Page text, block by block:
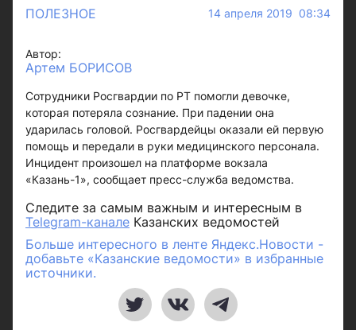
ПОЛЕЗНОЕ 14 апреля 2019 08:34
Автор:
Артем БОРИСОВ
Сотрудники Росгвардии по РТ помогли девочке,
которая потеряла сознание. При падении она
ударилась головой. Росгвардейцы оказали ей первую
помощь и передали в руки медицинского персонала.
Инцидент произошел на платформе вокзала
«Казань-1», сообщает пресс-служба ведомства.
Следите за самым важным и интересным в
Telegram-канале Казанских ведомостей
Больше интересного в ленте Яндекс.Новости -
добавьте «Казанские ведомости» в избранные
источники.